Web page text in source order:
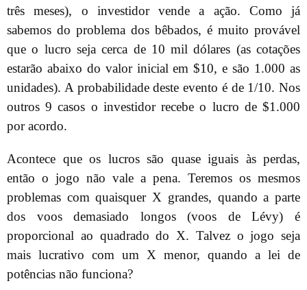
três meses), o investidor vende a ação. Como já
sabemos do problema dos bêbados, é muito provável
que o lucro seja cerca de 10 mil dólares (as cotações
estarão abaixo do valor inicial em $10, e são 1.000 as
unidades). A probabilidade deste evento é de 1/10. Nos
outros 9 casos o investidor recebe o lucro de $1.000
por acordo.
Acontece que os lucros são quase iguais às perdas,
então o jogo não vale a pena. Teremos os mesmos
problemas com quaisquer X grandes, quando a parte
dos voos demasiado longos (voos de Lévy) é
proporcional ao quadrado do X. Talvez o jogo seja
mais lucrativo com um X menor, quando a lei de
potências não funciona?